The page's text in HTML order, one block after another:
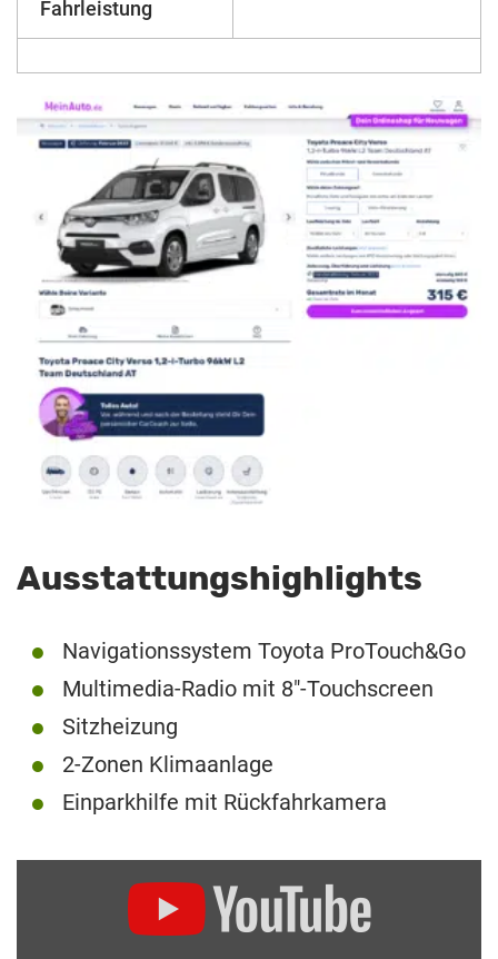
Fahrleistung
Ausstattungshighlights
Navigationssystem Toyota ProTouch&Go
Multimedia-Radio mit 8″-Touchscreen
Sitzheizung
2-Zonen Klimaanlage
Einparkhilfe mit Rückfahrkamera